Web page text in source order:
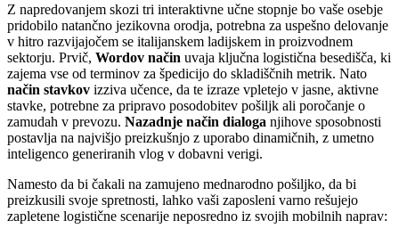
Z napredovanjem skozi tri interaktivne učne stopnje bo vaše osebje
pridobilo natančno jezikovna orodja, potrebna za uspešno delovanje
v hitro razvijajočem se italijanskem ladijskem in proizvodnem
sektorju. Prvič, Wordov način uvaja ključna logistična besedišča, ki
zajema vse od terminov za špedicijo do skladiščnih metrik. Nato
način stavkov izziva učence, da te izraze vpletejo v jasne, aktivne
stavke, potrebne za pripravo posodobitev pošiljk ali poročanje o
zamudah v prevozu. Nazadnje način dialoga njihove sposobnosti
postavlja na najvišjo preizkušnjo z uporabo dinamičnih, z umetno
inteligenco generiranih vlog v dobavni verigi.
Namesto da bi čakali na zamujeno mednarodno pošiljko, da bi
preizkusili svoje spretnosti, lahko vaši zaposleni varno rešujejo
zapletene logistične scenarije neposredno iz svojih mobilnih naprav: